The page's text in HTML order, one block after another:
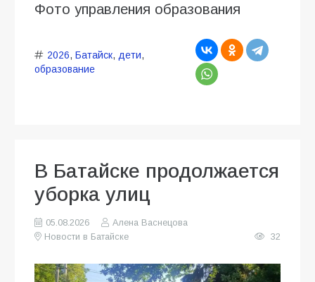
Фото управления образования
2026, Батайск, дети,
образование
В Батайске продолжается
уборка улиц
05.08.2026
Алена Васнецова
Новости в Батайске
32